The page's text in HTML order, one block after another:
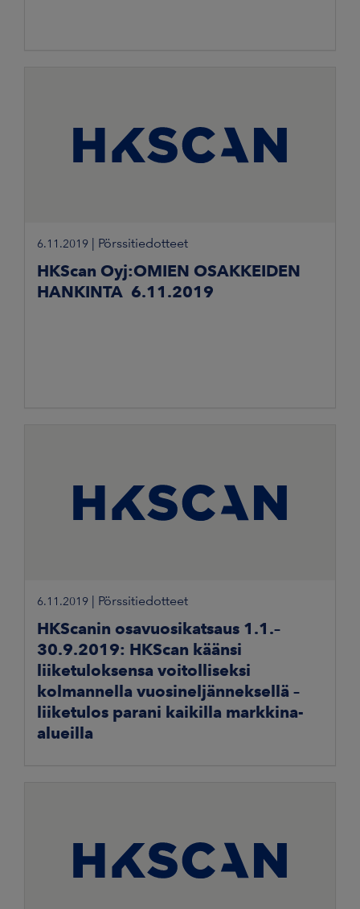
6.11.2019 Pörssitiedotteet
HKScan Oyj:OMIEN OSAKKEIDEN
HANKINTA 6.11.2019
6.11.2019 Pörssitiedotteet
HKScanin osavuosikatsaus 1.1.–
30.9.2019: HKScan käänsi
liiketuloksensa voitolliseksi
kolmannella vuosineljänneksellä –
liiketulos parani kaikilla markkina-
alueilla